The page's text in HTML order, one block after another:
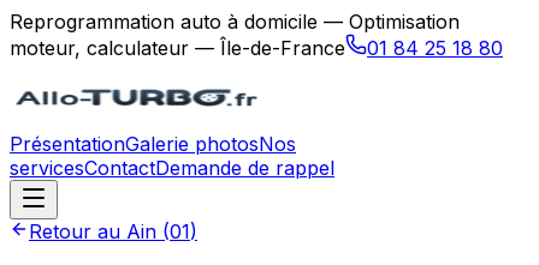
Reprogrammation auto à domicile — Optimisation
moteur, calculateur — Île-de-France
01 84 25 18 80
PrésentationGalerie photosNos
servicesContactDemande de rappel
Retour au Ain (01)